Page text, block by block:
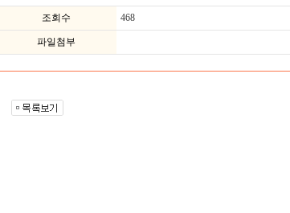
조회수 468
파일첨부